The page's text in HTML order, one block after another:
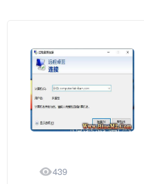
439